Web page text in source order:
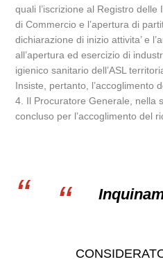
quali l’iscrizione al Registro
di Commercio e l’apertura di
dichiarazione di inizio attivita’ e
all’apertura ed esercizio di
igienico sanitario dell’ASL
Insiste, pertanto, l’accoglimento
4. Il Procuratore Generale, nella
concluso per l’accoglimento del